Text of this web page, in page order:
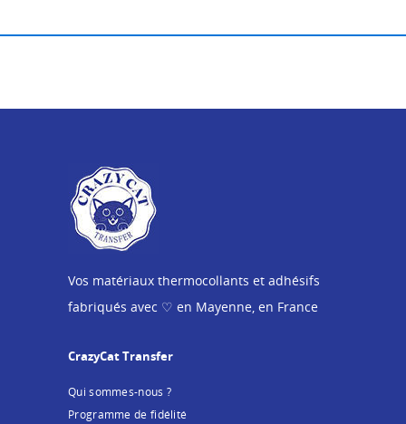
Vos matériaux thermocollants et adhésifs
fabriqués avec ♡ en Mayenne, en France
CrazyCat Transfer
Qui sommes-nous ?
Programme de fidélité